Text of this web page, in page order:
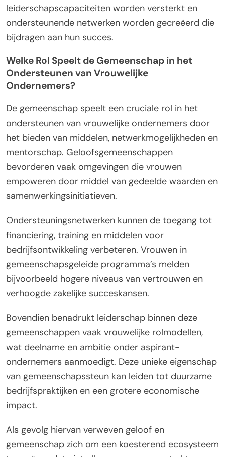
leiderschapscapaciteiten worden versterkt en
ondersteunende netwerken worden gecreëerd die
bijdragen aan hun succes.
Welke Rol Speelt de Gemeenschap in het
Ondersteunen van Vrouwelijke
Ondernemers?
De gemeenschap speelt een cruciale rol in het
ondersteunen van vrouwelijke ondernemers door
het bieden van middelen, netwerkmogelijkheden en
mentorschap. Geloofsgemeenschappen
bevorderen vaak omgevingen die vrouwen
empoweren door middel van gedeelde waarden en
samenwerkingsinitiatieven.
Ondersteuningsnetwerken kunnen de toegang tot
financiering, training en middelen voor
bedrijfsontwikkeling verbeteren. Vrouwen in
gemeenschapsgeleide programma’s melden
bijvoorbeeld hogere niveaus van vertrouwen en
verhoogde zakelijke succeskansen.
Bovendien benadrukt leiderschap binnen deze
gemeenschappen vaak vrouwelijke rolmodellen,
wat deelname en ambitie onder aspirant-
ondernemers aanmoedigt. Deze unieke eigenschap
van gemeenschapssteun kan leiden tot duurzame
bedrijfspraktijken en een grotere economische
impact.
Als gevolg hiervan verweven geloof en
gemeenschap zich om een koesterend ecosysteem